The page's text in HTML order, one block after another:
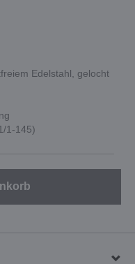
Edelstahl, gelocht
1-145)